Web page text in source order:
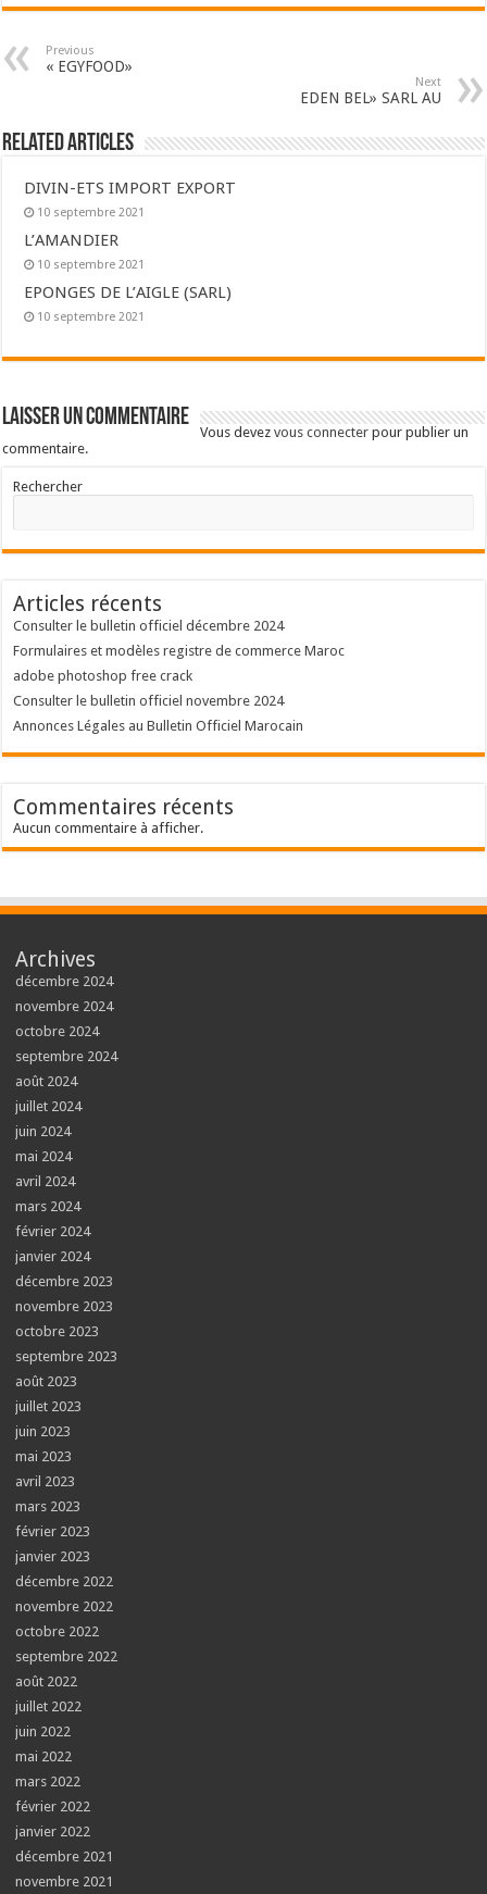
Previous
« EGYFOOD»
Next
EDEN BEL» SARL AU
Related Articles
DIVIN-ETS IMPORT EXPORT
10 septembre 2021
L’AMANDIER
10 septembre 2021
EPONGES DE L’AIGLE (SARL)
10 septembre 2021
Laisser un commentaire
Vous devezvous connecter pour publier un
commentaire.
Rechercher
Articles récents
Consulter le bulletin officiel décembre 2024
Formulaires et modèles registre de commerce Maroc
adobe photoshop free crack
Consulter le bulletin officiel novembre 2024
Annonces Légales au Bulletin Officiel Marocain
Commentaires récents
Aucun commentaire à afficher.
Archives
décembre 2024
novembre 2024
octobre 2024
septembre 2024
août 2024
juillet 2024
juin 2024
mai 2024
avril 2024
mars 2024
février 2024
janvier 2024
décembre 2023
novembre 2023
octobre 2023
septembre 2023
août 2023
juillet 2023
juin 2023
mai 2023
avril 2023
mars 2023
février 2023
janvier 2023
décembre 2022
novembre 2022
octobre 2022
septembre 2022
août 2022
juillet 2022
juin 2022
mai 2022
mars 2022
février 2022
janvier 2022
décembre 2021
novembre 2021